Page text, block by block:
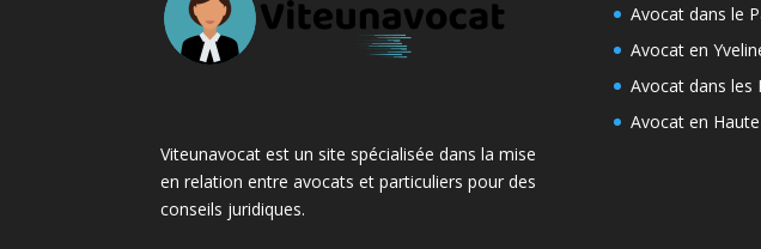
Viteunavocat est un site spécialisée dans la mise
en relation entre avocats et particuliers pour des
conseils juridiques.
Avocat dans le
Avocat en
Avocat dans les
Avocat en